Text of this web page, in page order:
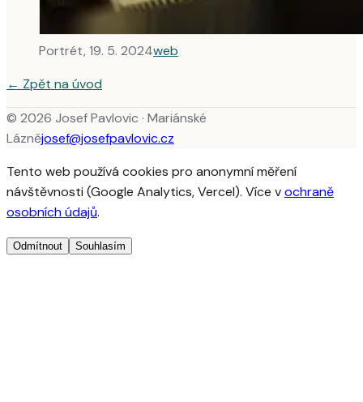
Portrét, 19. 5. 2024web
← Zpět na úvod
© 2026 Josef Pavlovic · Mariánské
Láznějosef@josefpavlovic.cz
Tento web používá cookies pro anonymní měření
návštěvnosti (Google Analytics, Vercel). Více vochraně
osobních údajů.
Odmítnout Souhlasím